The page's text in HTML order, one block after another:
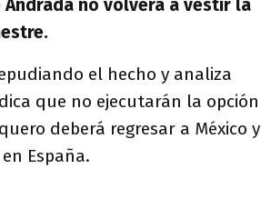
Andrada no volverá a vestir la
el hecho y analiza
que no ejecutarán la opción
deberá regresar a México y
España.